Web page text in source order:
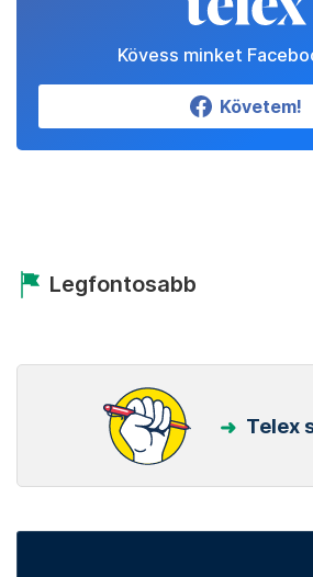
Kövess minket
Követem!
Legfontosabb
Telex